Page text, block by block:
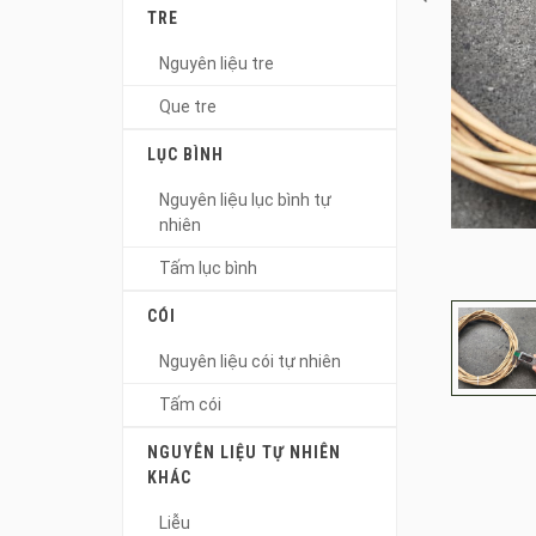
TRE
Nguyên liệu tre
Que tre
LỤC BÌNH
Nguyên liệu lục bình tự
nhiên
Tấm lục bình
CÓI
Nguyên liệu cói tự nhiên
Tấm cói
NGUYÊN LIỆU TỰ NHIÊN
KHÁC
Liễu